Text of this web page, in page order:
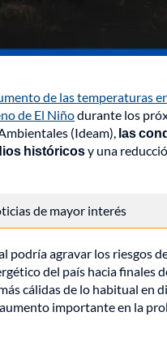
de las temperaturas
de El Niñodurante los
(Ideam), las
históricosy una
de mayor interés
podría agravar los riesgos
del país hacia finales
cálidas de lo habitual en
importante en la